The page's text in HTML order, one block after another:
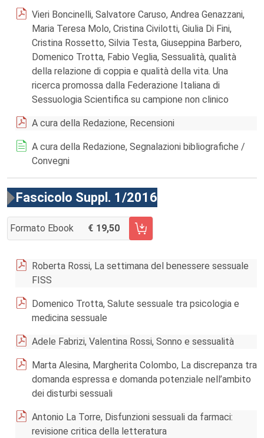
Vieri Boncinelli, Salvatore Caruso, Andrea Genazzani,
Maria Teresa Molo, Cristina Civilotti, Giulia Di Fini,
Cristina Rossetto, Silvia Testa, Giuseppina Barbero,
Domenico Trotta, Fabio Veglia, Sessualità, qualità
della relazione di coppia e qualità della vita. Una
ricerca promossa dalla Federazione Italiana di
Sessuologia Scientifica su campione non clinico
A cura della Redazione, Recensioni
A cura della Redazione, Segnalazioni bibliografiche /
Convegni
Fascicolo Suppl. 1/2016
Formato Ebook 19,50
AGGIUNGI AL CARRELLO FASCICOLO SUPPL. 1/2016
Roberta Rossi, La settimana del benessere sessuale
FISS
Domenico Trotta, Salute sessuale tra psicologia e
medicina sessuale
Adele Fabrizi, Valentina Rossi, Sonno e sessualità
Marta Alesina, Margherita Colombo, La discrepanza tra
domanda espressa e domanda potenziale nell’ambito
dei disturbi sessuali
Antonio La Torre, Disfunzioni sessuali da farmaci:
revisione critica della letteratura